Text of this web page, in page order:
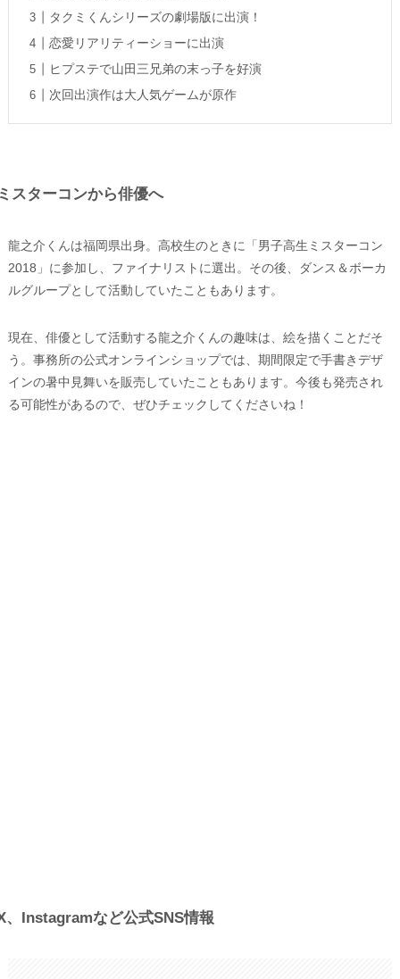
タクミくんシリーズの劇場版に出演！
恋愛リアリティーショーに出演
ヒプステで山田三兄弟の末っ子を好演
次回出演作は大人気ゲームが原作
スターコンから俳優へ
龍之介くんは福岡県出身。高校生のときに「男子高生ミスターコン
2018」に参加し、ファイナリストに選出。その後、ダンス＆ボーカ
ルグループとして活動していたこともあります。
現在、俳優として活動する龍之介くんの趣味は、絵を描くことだそ
う。事務所の公式オンラインショップでは、期間限定で手書きデザ
インの暑中見舞いを販売していたこともあります。今後も発売され
る可能性があるので、ぜひチェックしてくださいね！
、Instagramなど公式SNS情報